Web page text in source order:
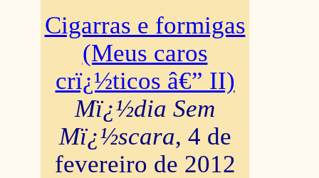
Cigarras e formigas
(Meus caros
crï¿½ticos â€” II)
Mï¿½dia Sem
Mï¿½scara, 4 de
fevereiro de 2012